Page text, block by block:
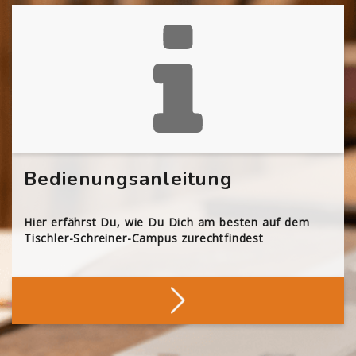
Bedienungsanleitung
Hier erfährst Du, wie Du Dich am besten auf dem
Tischler-Schreiner-Campus zurechtfindest